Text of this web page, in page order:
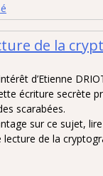
de la
d’Etienne
écriture secrète
scarabées.
sur ce sujet, lire
lecture de la